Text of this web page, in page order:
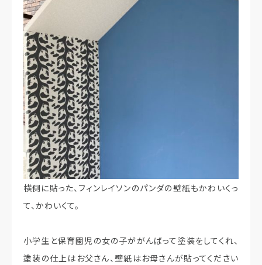
横側に貼った、フィンレイソンのパンダの壁紙もかわいくっ
て、かわいくて。
小学生と保育園児の女の子ががんばって塗装をしてくれ、
塗装の仕上はお父さん、壁紙はお母さんが貼ってください